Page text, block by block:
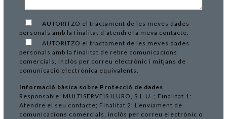
AUTORITZO el tractament de les meves dades
personals amb la finalitat d'atendre la meva contacte.
AUTORITZO el tractament de les meves dades
personals amb la finalitat de rebre comunicacions
comercials, inclòs per correu electrònic i mitjans de
comunicació electrònica equivalents.
Informació bàsica sobre Protecció de dades
Responsable: MULTISERVEIS ILURO, S.L.U .; Finalitat 1:
Atendre el seu contacte; Finalitat 2: L'enviament de
comunicacions comercials, inclòs per correu electrònic o